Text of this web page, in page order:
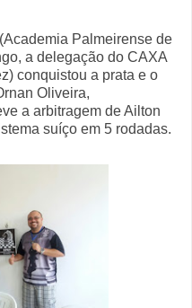
Palmeirense de
a delegação do CAXA
conquistou a prata e o
Oliveira,
a arbitragem de Ailton
suíço em 5 rodadas.